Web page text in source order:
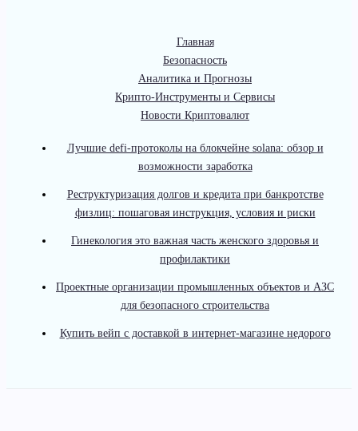
Главная
Безопасность
Аналитика и Прогнозы
Крипто-Инструменты и Сервисы
Новости Криптовалют
Лучшие defi-протоколы на блокчейне solana: обзор и
возможности заработка
Реструктуризация долгов и кредита при банкротстве
физлиц: пошаговая инструкция, условия и риски
Гинекология это важная часть женского здоровья и
профилактики
Проектные организации промышленных объектов и АЗС
для безопасного строительства
Купить вейп с доставкой в интернет-магазине недорого